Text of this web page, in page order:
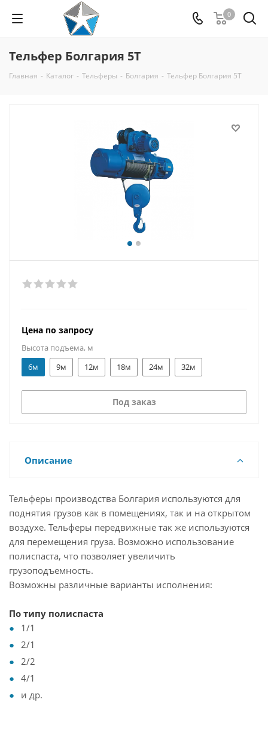
0
Тельфер Болгария 5Т
Главная - Каталог - Тельферы - Болгария - Тельфер Болгария 5Т
Цена по запросу
Высота подъема, м
6м
9м 12м 18м 24м 32м
Под заказ
Описание
Тельферы производства Болгария используются для
поднятия грузов как в помещениях, так и на открытом
воздухе. Тельферы передвижные так же используются
для перемещения груза. Возможно использование
полиспаста, что позволяет увеличить
грузоподъемность.
Возможны различные варианты исполнения:
По типу полиспаста
1/1
2/1
2/2
4/1
и др.